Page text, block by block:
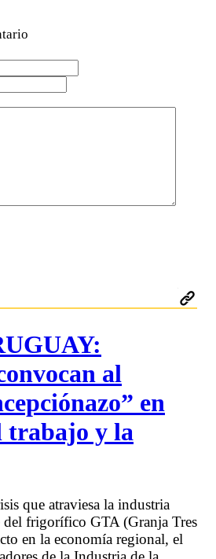
al
en
trabajo y la
que atraviesa la industria
del frigorífico GTA (Granja Tres
en la economía regional, el